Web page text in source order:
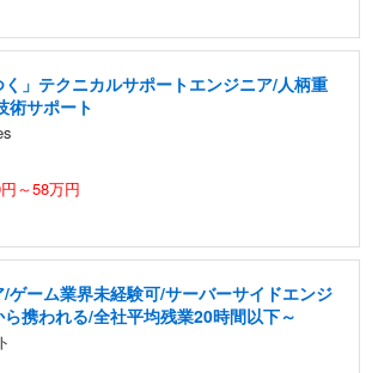
く」テクニカルサポートエンジニア/人柄重
術サポート
～58万円
ゲーム業界未経験可/サーバーサイドエンジ
携われる/全社平均残業20時間以下～